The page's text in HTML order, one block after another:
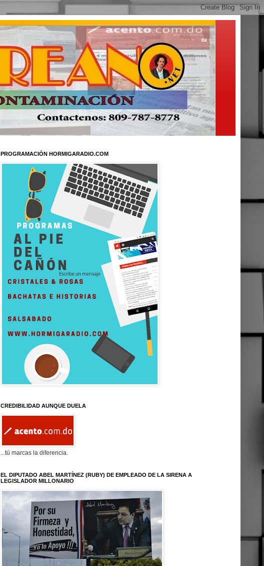
PROGRAMACIÓN HORMIGARADIO.COM
CREDIBILIDAD AUNQUE DUELA
...tú marcas la diferencia.
EL DIPUTADO ABEL MARTÍNEZ (RUBY) DE EMPLEADO DE LA SIRENA A
LEGISLADOR MILLONARIO